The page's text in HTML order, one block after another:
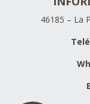
46185 – La